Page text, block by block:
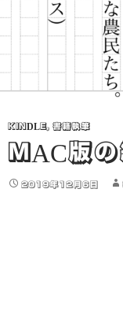
KINDLE, 書籍執筆
MAC版
2019年12月6日